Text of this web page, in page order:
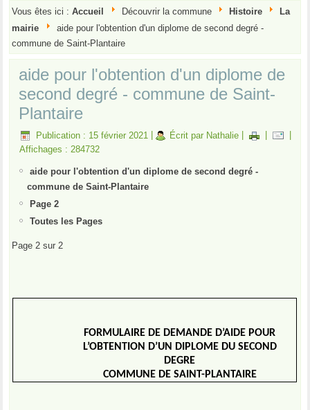
Vous êtes ici :Accueil Découvrir la commune Histoire
La
mairie
aide pour l'obtention d'un diplome de second degré -
commune de Saint-Plantaire
aide pour l'obtention d'un diplome de
second degré - commune de Saint-
Plantaire
Publication : 15 février 2021 Écrit par Nathalie
Affichages : 284732
aide pour l'obtention d'un diplome de second degré -
commune de Saint-Plantaire
Page 2
Toutes les Pages
Page 2 sur 2
FORMULAIRE DE DEMANDE D’AIDE POUR
L’OBTENTION D’UN DIPLOME DU SECOND
DEGRE
COMMUNE DE SAINT-PLANTAIRE